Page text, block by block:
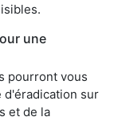
une
pourront vous
d'éradication sur
et de la